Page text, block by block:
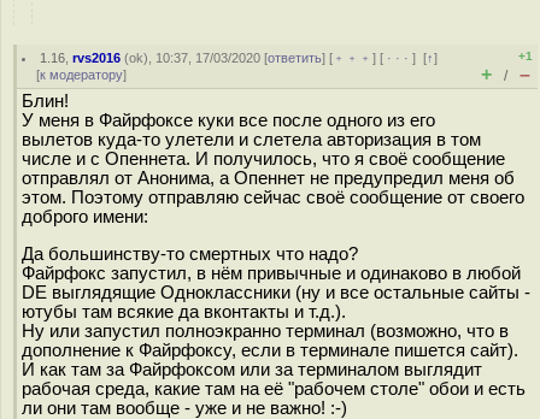
1.16 ,rvs2016 (ok), 10:37, 17/03/2020 [ответить] [ ﹢﹢﹢] [ · · ·][↑]
[к модератору]
+1
+ / –
Блин!
У меня в Файрфоксе куки все после одного из его
вылетов куда-то улетели и слетела авторизация в том
числе и с Опеннета. И получилось, что я своё сообщение
отправлял от Анонима, а Опеннет не предупредил меня об
этом. Поэтому отправляю сейчас своё сообщение от своего
доброго имени:
Да большинству-то смертных что надо?
Файрфокс запустил, в нём привычные и одинаково в любой
DE выглядящие Одноклассники (ну и все остальные сайты -
ютубы там всякие да вконтакты и т.д.).
Ну или запустил полноэкранно терминал (возможно, что в
дополнение к Файрфоксу, если в терминале пишется сайт).
И как там за Файрфоксом или за терминалом выглядит
рабочая среда, какие там на её "рабочем столе" обои и есть
ли они там вообще - уже и не важно! :-)